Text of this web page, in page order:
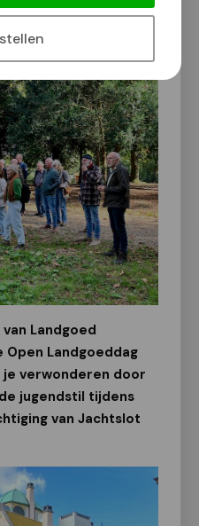
Landgoed
Landgoeddag
je verwonderen door
jugendstil tijdens
van Jachtslot